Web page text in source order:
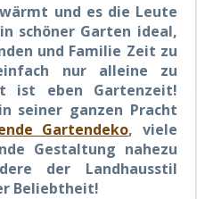
und es die Leute
schöner Garten ideal,
und Familie Zeit zu
nur alleine zu
ist eben Gartenzeit!
seiner ganzen Pracht
Gartendeko, viele
Gestaltung nahezu
der Landhausstil
Beliebtheit!